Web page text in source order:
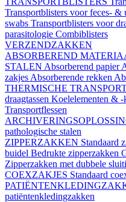
Transportblisters voor feces- &
swabs Transportblisters voor
parasitologie Combiblisters
VERZENDZAKKEN
ABSORBEREND
STALEN Absorberend papier
zakjes Absorberende rekken
THERMISCHE
draagtassen Koelelementen & -
Transportflessen
pathologische stalen
ZIPPERZAKKEN Standaard
buidel Bedrukte zipperzakken
Zipperzakken met dubbele
COEXZAKJES Standaard
patiëntenkledingzakken